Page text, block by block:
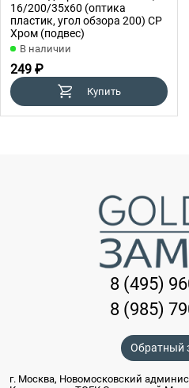
16/200/35x60 (оптика
пластик, угол обзора 200) CP
Хром (подвес)
В наличии
249 ₽
Купить
8 (495)
8 (985)
Обратный
г. Москва, Новомосковский